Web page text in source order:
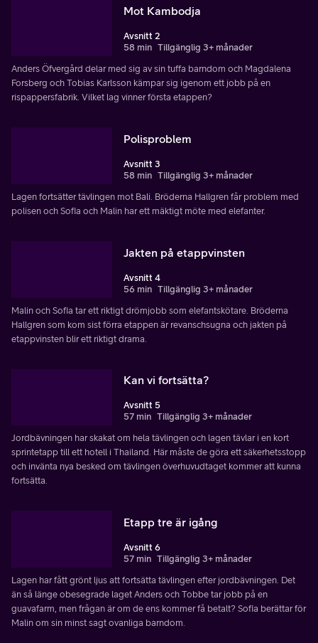
Mot Kambodja
Avsnitt 2
58 min Tillgänglig 3+ månader
Anders Öfvergård delar med sig av sin tuffa barndom och Magdalena
Forsberg och Tobias Karlsson kämpar sig igenom ett jobb på en
rispappersfabrik. Vilket lag vinner första etappen?
Polisproblem
Avsnitt 3
58 min Tillgänglig 3+ månader
Lagen fortsätter tävlingen mot Bali. Bröderna Hallgren får problem med
polisen och Sofia och Malin har ett mäktigt möte med elefanter.
Jakten på etappvinsten
Avsnitt 4
56 min Tillgänglig 3+ månader
Malin och Sofia tar ett riktigt drömjobb som elefantskötare. Bröderna
Hallgren som kom sist förra etappen är revanschsugna och jakten på
etappvinsten blir ett riktigt drama.
Kan vi fortsätta?
Avsnitt 5
57 min Tillgänglig 3+ månader
Jordbävningen har skakat om hela tävlingen och lagen tävlar i en kort
sprintetapp till ett hotell i Thailand. Här måste de göra ett säkerhetsstopp
och invänta nya besked om tävlingen överhuvudtaget kommer att kunna
fortsätta.
Etapp tre är igång
Avsnitt 6
57 min Tillgänglig 3+ månader
Lagen har fått grönt ljus att fortsätta tävlingen efter jordbävningen. Det
än så länge obesegrade laget Anders och Tobbe tar jobb på en
guavafarm, men frågan är om de ens kommer få betalt? Sofia berättar för
Malin om sin minst sagt ovanliga barndom.